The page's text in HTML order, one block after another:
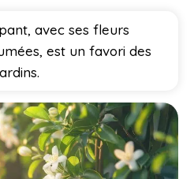
avec ses fleurs
est un favori des